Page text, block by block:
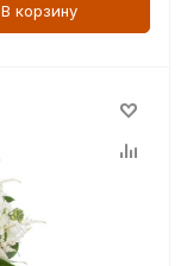
В корзину